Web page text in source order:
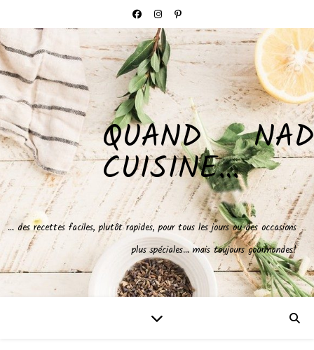
QUAND NAD
CUISINE…
… des recettes faciles, plutôt rapides, pour tous les jours ou des occasions
plus spéciales… mais toujours gourmandes!